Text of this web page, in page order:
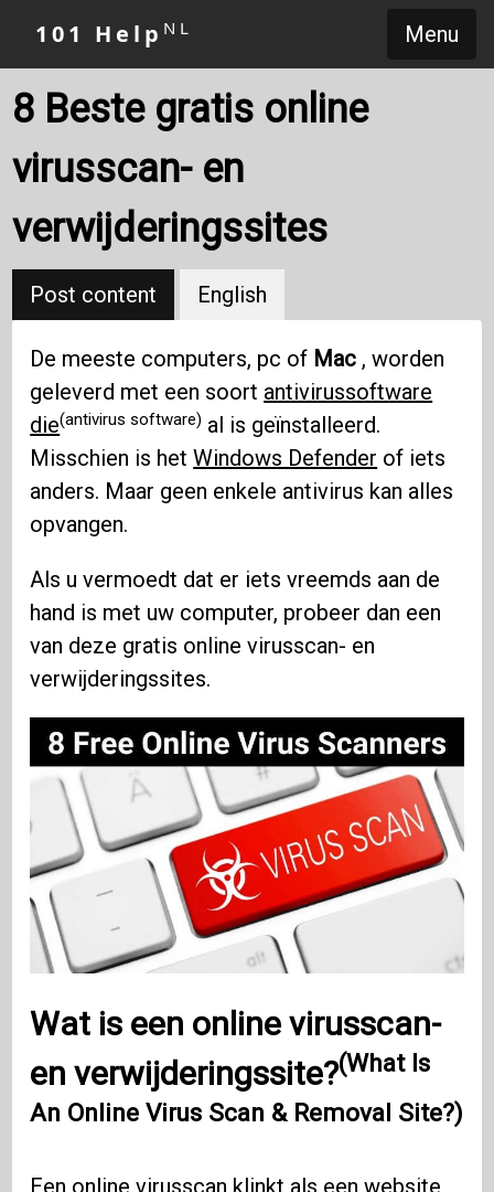
Menu
101 Help NL
8 Beste gratis online
virusscan- en
verwijderingssites
Post content English
De meeste computers, pc of Mac , worden
geleverd met een soort antivirussoftware
die(antivirus software) al is geïnstalleerd.
Misschien is hetWindows Defender of iets
anders. Maar geen enkele antivirus kan alles
opvangen.
Als u vermoedt dat er iets vreemds aan de
hand is met uw computer, probeer dan een
van deze gratis online virusscan- en
verwijderingssites.
Wat is een online virusscan-
en verwijderingssite?(What Is
An Online Virus Scan & Removal Site?)
Een online virusscan klinkt als een website